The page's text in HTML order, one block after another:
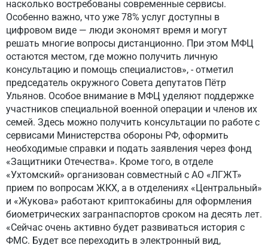
насколько востребованы современные сервисы.
Особенно важно, что уже 78% услуг доступны в
цифровом виде — люди экономят время и могут
решать многие вопросы дистанционно. При этом МФЦ
остаются местом, где можно получить личную
консультацию и помощь специалистов», - отметил
председатель окружного Совета депутатов Пётр
Ульянов. Особое внимание в МФЦ уделяют поддержке
участников специальной военной операции и членов их
семей. Здесь можно получить консультации по работе с
сервисами Министерства обороны РФ, оформить
необходимые справки и подать заявления через фонд
«Защитники Отечества». Кроме того, в отделе
«Ухтомский» организован совместный с АО «ЛГЖТ»
прием по вопросам ЖКХ, а в отделениях «Центральный»
и «Жукова» работают криптокабины для оформления
биометрических загранпаспортов сроком на десять лет.
«Сейчас очень активно будет развиваться история с
ФМС. Будет все переходить в электронный вид,